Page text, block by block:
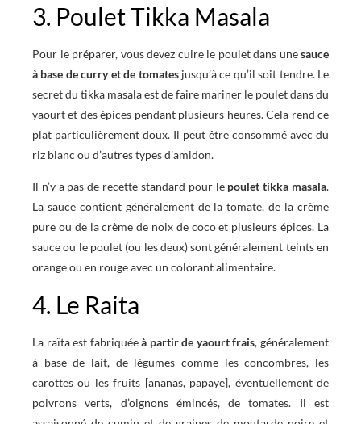
3. Poulet Tikka Masala
Pour le préparer, vous devez cuire le poulet dans unesauce
à base de curry et de tomatesjusqu’à ce qu’il soit tendre. Le
secret du tikka masala est de faire mariner le poulet dans du
yaourt et des épices pendant plusieurs heures. Cela rend ce
plat particulièrement doux. Il peut être consommé avec du
riz blanc ou d’autres types d’amidon.
Il n’y a pas de recette standard pour le poulet tikka masala.
La sauce contient généralement de la tomate, de la crème
pure ou de la crème de noix de coco et plusieurs épices. La
sauce ou le poulet (ou les deux) sont généralement teints en
orange ou en rouge avec un colorant alimentaire.
4. Le Raita
La raïta est fabriquéeà partir de yaourt frais, généralement
à base de lait, de légumes comme les concombres, les
carottes ou les fruits [ananas, papaye], éventuellement de
poivrons verts, d’oignons émincés, de tomates. Il est